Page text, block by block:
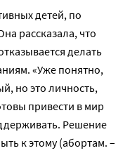
детей, по
рассказала, что
делать
«Уже понятно,
но это личность,
привести в мир
Решение
к этому (абортам. –